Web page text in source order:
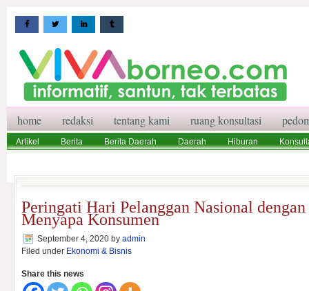
home redaksi tentang kami ruang konsultasi
Artikel Berita Berita Daerah Daerah Hiburan
Peringati Hari Pelanggan Nasional
Menyapa Konsumen
September 4, 2020 by admin
Filed under Ekonomi & Bisnis
Share this news